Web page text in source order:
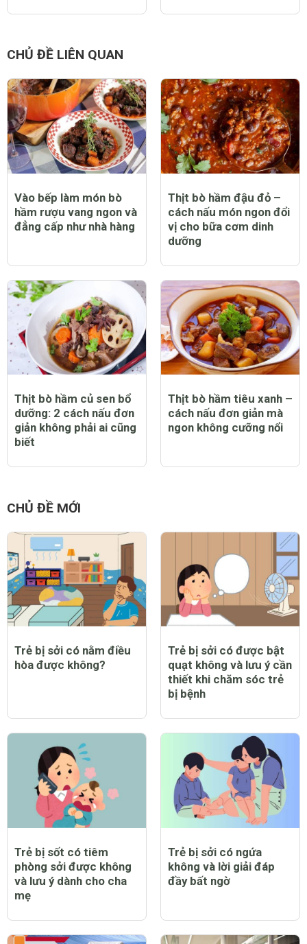
CHỦ ĐỀ LIÊN QUAN
Vào bếp làm món bò
hầm rượu vang ngon và
đẳng cấp như nhà hàng
Thịt bò hầm đậu đỏ –
cách nấu món ngon đổi
vị cho bữa cơm dinh
dưỡng
Thịt bò hầm củ sen bổ
dưỡng: 2 cách nấu đơn
giản không phải ai cũng
biết
Thịt bò hầm tiêu xanh –
cách nấu đơn giản mà
ngon không cưỡng nổi
CHỦ ĐỀ MỚI
Trẻ bị sởi có nằm điều
hòa được không?
Trẻ bị sởi có được bật
quạt không và lưu ý cần
thiết khi chăm sóc trẻ
bị bệnh
Trẻ bị sốt có tiêm
phòng sởi được không
và lưu ý dành cho cha
mẹ
Trẻ bị sởi có ngứa
không và lời giải đáp
đầy bất ngờ